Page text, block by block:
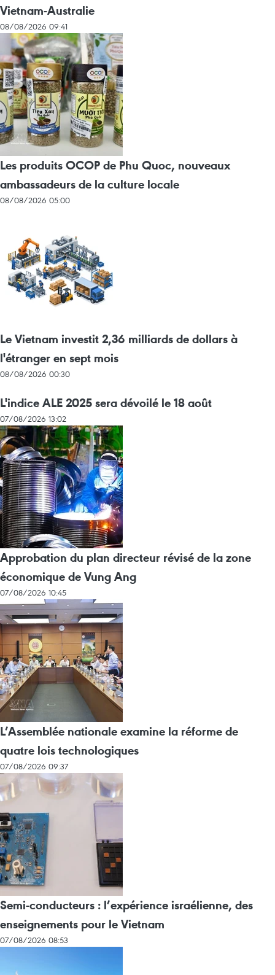
Vietnam-Australie
08/08/2026 09:41
Les produits OCOP de Phu Quoc, nouveaux
ambassadeurs de la culture locale
08/08/2026 05:00
Le Vietnam investit 2,36 milliards de dollars à
l'étranger en sept mois
08/08/2026 00:30
L'indice ALE 2025 sera dévoilé le 18 août
07/08/2026 13:02
Approbation du plan directeur révisé de la zone
économique de Vung Ang
07/08/2026 10:45
L’Assemblée nationale examine la réforme de
quatre lois technologiques
07/08/2026 09:37
Semi-conducteurs : l’expérience israélienne, des
enseignements pour le Vietnam
07/08/2026 08:53